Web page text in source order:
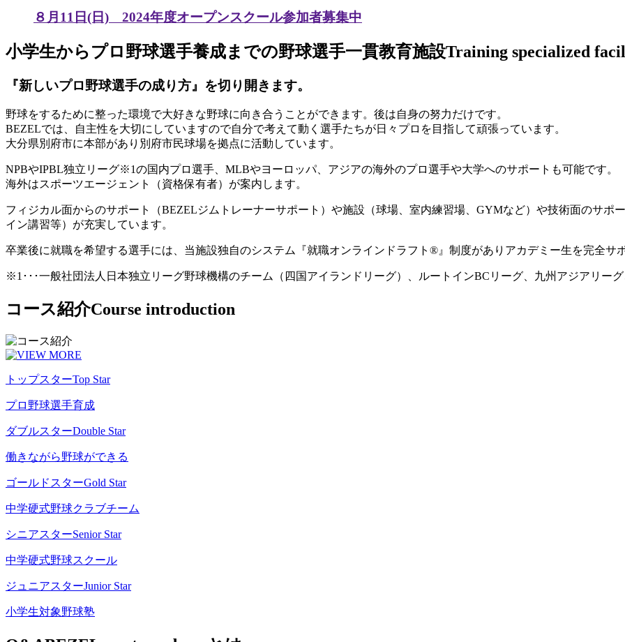
８月11日(日) 2024年度オープンスクール参加者募集中
小学生からプロ野球選手養成までの野球選手一貫教育施設Training specialized
『新しいプロ野球選手の成り方』を切り開きます。
野球をするために整った環境で大好きな野球に向き合うことができます。後は自身の努力だけです。
BEZELでは、自主性を大切にしていますので自分で考えて動く選手たちが日々プロを目指して頑張っています。
大分県別府市に本部があり別府市民球場を拠点に活動しています。
NPBやIPBL独立リーグ※1の国内プロ選手、MLBやヨーロッパ、アジアの海外のプロ選手や大学へのサポートも可能です。
海外はスポーツエージェント（資格保有者）が案内します。
フィジカル面からのサポート（BEZELジムトレーナーサポート）や施設（球場、室内練習場、GYMなど）や技術面のサポ
イン講習等）が充実しています。
卒業後に就職を希望する選手には、当施設独自のシステム『就職オンラインドラフト®』制度がありアカデミー生を完全サ
※1･･･一般社団法人日本独立リーグ野球機構のチーム（四国アイランドリーグ）、ルートインBCリーグ、九州アジアリー
コース紹介Course introduction
トップスターTop Star
プロ野球選手育成
ダブルスターDouble Star
働きながら野球ができる
ゴールドスターGold Star
中学硬式野球クラブチーム
シニアスターSenior Star
中学硬式野球スクール
ジュニアスターJunior Star
小学生対象野球塾